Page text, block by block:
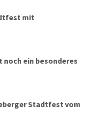
mit
ein besonderes
Stadtfest vom